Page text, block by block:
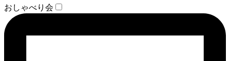
おしゃべり会